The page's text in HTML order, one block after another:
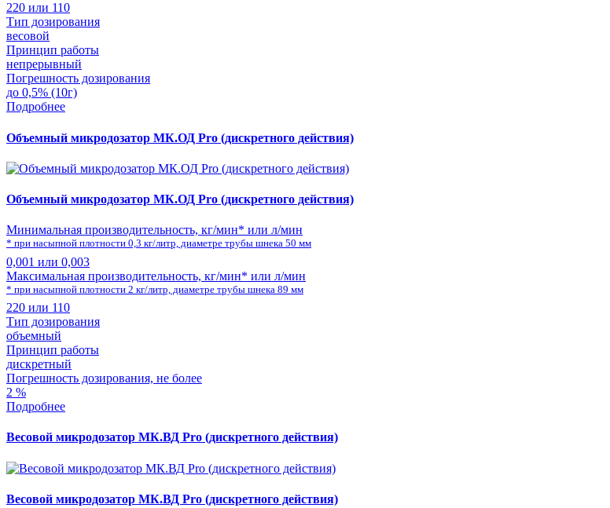
220 или 110
Тип дозирования
весовой
Принцип работы
непрерывный
Погрешность дозирования
до 0,5% (10г)
Подробнее
Объемный микродозатор МК.ОД Pro (дискретного действия)
Объемный микродозатор МК.ОД Pro (дискретного действия)
Минимальная производительность, кг/мин* или л/мин
* при насыпной плотности 0,3 кг/литр, диаметре трубы шнека 50 мм
0,001 или 0,003
Максимальная производительность, кг/мин* или л/мин
* при насыпной плотности 2 кг/литр, диаметре трубы шнека 89 мм
220 или 110
Тип дозирования
объемный
Принцип работы
дискретный
Погрешность дозирования, не более
2 %
Подробнее
Весовой микродозатор МК.ВД Pro (дискретного действия)
Весовой микродозатор МК.ВД Pro (дискретного действия)